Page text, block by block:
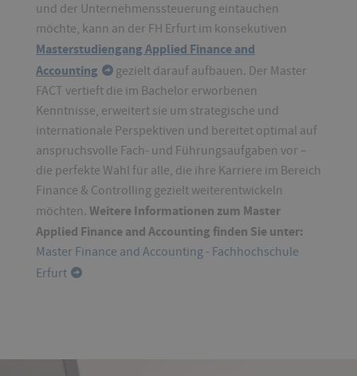
und der Unternehmenssteuerung eintauchen
möchte, kann an der FH Erfurt im konsekutiven
Masterstudiengang Applied Finance and
Accounting
gezielt darauf aufbauen. Der Master
FACT vertieft die im Bachelor erworbenen
Kenntnisse, erweitert sie um strategische und
internationale Perspektiven und bereitet optimal auf
anspruchsvolle Fach- und Führungsaufgaben vor –
die perfekte Wahl für alle, die ihre Karriere im Bereich
Finance & Controlling gezielt weiterentwickeln
möchten. Weitere Informationen zum Master
Applied Finance and Accounting finden Sie unter:
Master Finance and Accounting - Fachhochschule
Erfurt